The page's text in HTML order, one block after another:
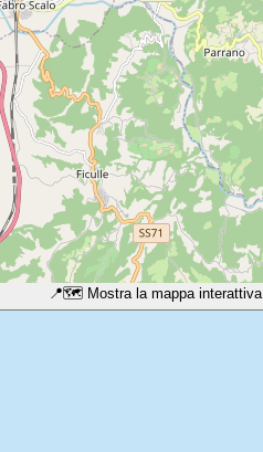
📍🗺️ Mostra la mappa interattiva